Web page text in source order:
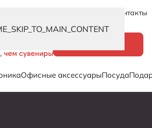
Контакты
Офисные аксессуарыПосуда